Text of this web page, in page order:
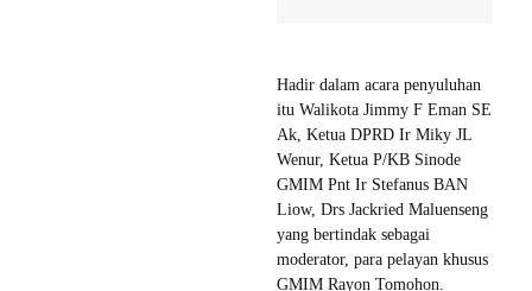
Hadir dalam acara penyuluhan
itu Walikota Jimmy F Eman SE
Ak, Ketua DPRD Ir Miky JL
Wenur, Ketua P/KB Sinode
GMIM Pnt Ir Stefanus BAN
Liow, Drs Jackried Maluenseng
yang bertindak sebagai
moderator, para pelayan khusus
GMIM Rayon Tomohon.